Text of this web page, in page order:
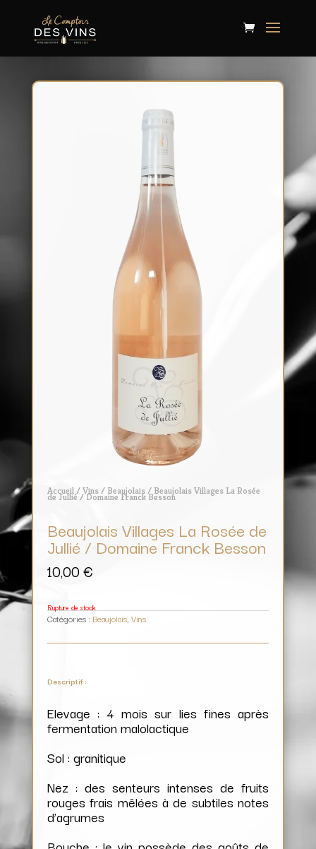
Accueil/Vins/ Beaujolais/ Beaujolais Villages La Rosée
de Jullié / Domaine Franck Besson
Beaujolais Villages La Rosée de
Jullié / Domaine Franck Besson
10,00€
Rupture de stock
Catégories : Beaujolais, Vins
Descriptif :
Elevage : 4 mois sur lies fines après
fermentation malolactique
Sol : granitique
Nez : des senteurs intenses de fruits
rouges frais mêlées à de subtiles notes
d’agrumes